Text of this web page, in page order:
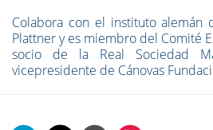
Colabora con el instituto alemán
Plattner y es miembro del Comité
socio de la Real Sociedad
vicepresidente de Cánovas